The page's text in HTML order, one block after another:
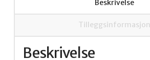
Beskrivelse
Tilleggsinformasjon
Beskrivelse